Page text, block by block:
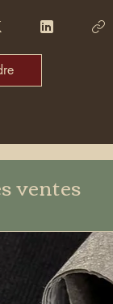
ventes